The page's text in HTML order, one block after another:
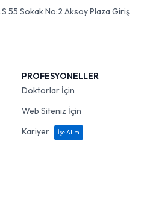
55 Sokak No:2 Aksoy Plaza Giriş
PROFESYONELLER
Doktorlar İçin
Web Siteniz İçin
Kariyer
İşe Alım